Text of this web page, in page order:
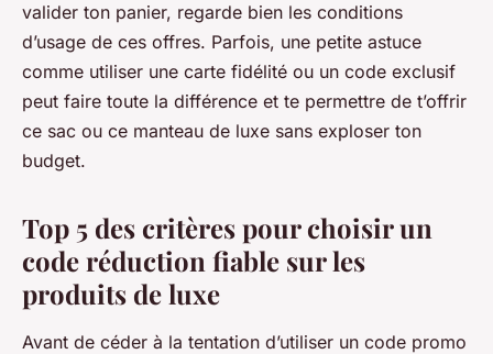
valider ton panier, regarde bien les conditions
d’usage de ces offres. Parfois, une petite astuce
comme utiliser une carte fidélité ou un code exclusif
peut faire toute la différence et te permettre de t’offrir
ce sac ou ce manteau de luxe sans exploser ton
budget.
Top 5 des critères pour choisir un
code réduction fiable sur les
produits de luxe
Avant de céder à la tentation d’utiliser un code promo